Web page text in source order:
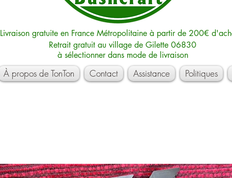
Livraison gratuite en France Métropolitaine à partir de 200€
Retrait gratuit au village de Gilette 06830
à sélectionner dans mode de livraison
À propos de TonTon Contact Assistance Politiques